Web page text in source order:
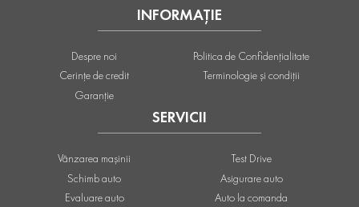
SERVICII
Vânzarea mașinii
Schimb auto
Evaluare auto
Test Drive
Asigurare auto
Auto la comanda
INFORMAȚIE
Despre noi
Cerințe de credit
Garanție
Politica de Confidențialitate
Terminologie și condiții